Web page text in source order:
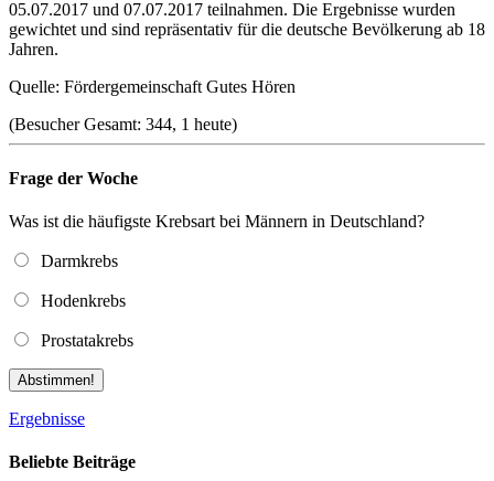
05.07.2017 und 07.07.2017 teilnahmen. Die Ergebnisse wurden
gewichtet und sind repräsentativ für die deutsche Bevölkerung ab 18
Jahren.
Quelle: Fördergemeinschaft Gutes Hören
(Besucher Gesamt: 344, 1 heute)
Frage der Woche
Was ist die häufigste Krebsart bei Männern in Deutschland?
Darmkrebs
Hodenkrebs
Prostatakrebs
Abstimmen!
Ergebnisse
Beliebte Beiträge